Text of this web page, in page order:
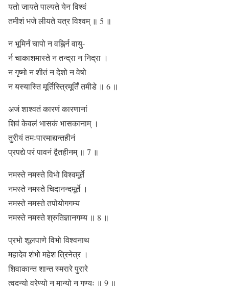
यतो जायते पाल्यते येन विश्वं
तमीशं भजे लीयते यत्र विश्वम् ॥ 5 ॥
न भूमिर्नं चापो न वह्निर्न वायु-
र्न चाकाशमास्ते न तन्द्रा न निद्रा ।
न गृष्मो न शीतं न देशो न वेषो
न यस्यास्ति मूर्तिस्त्रिमूर्तिं तमीडे ॥ 6 ॥
अजं शाश्वतं कारणं कारणानां
शिवं केवलं भासकं भासकानाम् ।
तुरीयं तमःपारमाद्यन्तहीनं
प्रपद्ये परं पावनं द्वैतहीनम् ॥ 7 ॥
नमस्ते नमस्ते विभो विश्वमूर्ते
नमस्ते नमस्ते चिदानन्दमूर्ते ।
नमस्ते नमस्ते तपोयोगगम्य
नमस्ते नमस्ते श्रुतिज्ञानगम्य ॥ 8 ॥
प्रभो शूलपाणे विभो विश्वनाथ
महादेव शंभो महेश त्रिनेत्र ।
शिवाकान्त शान्त स्मरारे पुरारे
त्वदन्यो वरेण्यो न मान्यो न गण्यः ॥ 9 ॥